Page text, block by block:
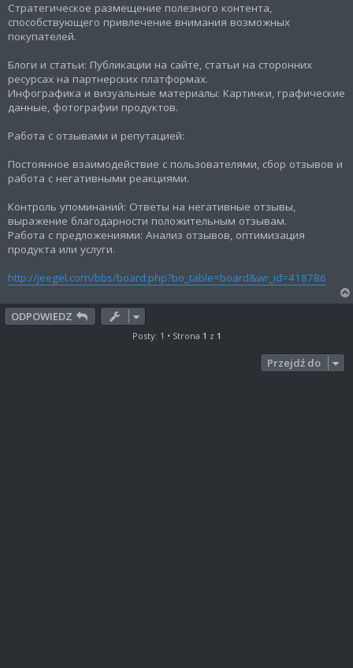
Стратегическое размещение полезного контента,
способствующего привлечение внимания возможных
покупателей.
Блоги и статьи: Публикации на сайте, статьи на сторонних
ресурсах на партнерских платформах.
Инфографика и визуальные материалы: Картинки, графические
данные, фотографии продуктов.
Работа с отзывами и репутацией:
Постоянное взаимодействие с пользователями, сбор отзывов и
работа с негативными реакциями.
Контроль упоминаний: Ответы на негативные отзывы,
выражение благодарности положительным отзывам.
Работа с предложениями: Анализ отзывов, оптимизация
продукта или услуги.
http://jeegel.com/bbs/board.php?bo_table=board&wr_id=418786
ODPOWIEDZ
Posty: 1 • Strona 1 z 1
Przejdź do